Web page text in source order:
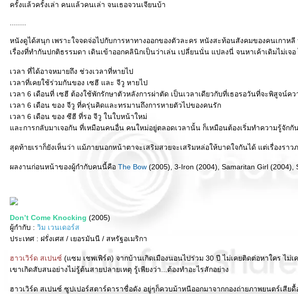
ครั้งแล้วครั้งเล่า คนแล้วคนเล่า จนเธอจวนเจียนบ้า
หนังดูได้สนุก เพราะใจจดจ่อไปกับการหาทางออกของตัวละคร หนังสะท้อนสังคมของคนเกา
เรื่องที่ทำกันปกติธรรมดา เดินเข้าออกคลินิกเป็นว่าเล่น เปลี่ยนนั่น แปลงนี่ จนหาเค้าเดิมไม่เจ
เวลา ที่ได้อาจหมายถึง ช่วงเวลาที่หายไป
เวลาที่เคยใช้ร่วมกันของ เซฮี และ จีวู หายไป
เวลา 6 เดือนที่ เซฮี ต้องใช้พักรักษาตัวหลังการผ่าตัด เป็นเวลาเดียวกับที่เธอรอวันที่จะพิสูจน์คว
เวลา 6 เดือน ของ จีวู ที่ครุ่นคิดและทรมานถึงการหายตัวไปของคนรัก
เวลา 6 เดือน ของ ซีฮี ที่รอ จีวู ในใบหน้าใหม่
ละการกลับมาเจอกัน ที่เหมือนคนอื่น คนใหม่อยู่ตลอดเวลานั้น ก็เหมือนต้องเริ่มทำความรู้จักกั
สุดท้ายเราก็ยังเห็นว่า แม้ภายนอกหน้าตาจะเสริมสวยจะเสริมหล่อให้บาดใจกันได้ แต่เรื่องร
ผลงานก่อนหน้าของผู้กำกับคนนี้คือ The Bow (2005), 3-Iron (2004), Samaritan Girl (2004),
Don’t Come Knocking (2005)
ผู้กำกับ : วิม เวนเดอร์ส
ประเทศ : ฝรั่งเศส / เยอรมันนี / สหรัฐอเมริกา
ฮาวเวิร์ด สเปนซ์ (แซม เชพเพิร์ด) จากบ้านเกิดเมืองนอนไปร่วม 30 ปี ไม่เคยติดต่อหาใคร ไ
เขาเกิดสับสนอย่างไม่รู้ต้นสายปลายเหตุ รู้เพียงว่า...ต้องทำอะไรสักอย่าง
ฮาวเวิร์ด สเปนซ์ ซูปเปอร์สตาร์ดาราชื่อดัง อยู่ๆก็ควบม้าหนีออกมาจากกองถ่ายภาพยนตร์เสี